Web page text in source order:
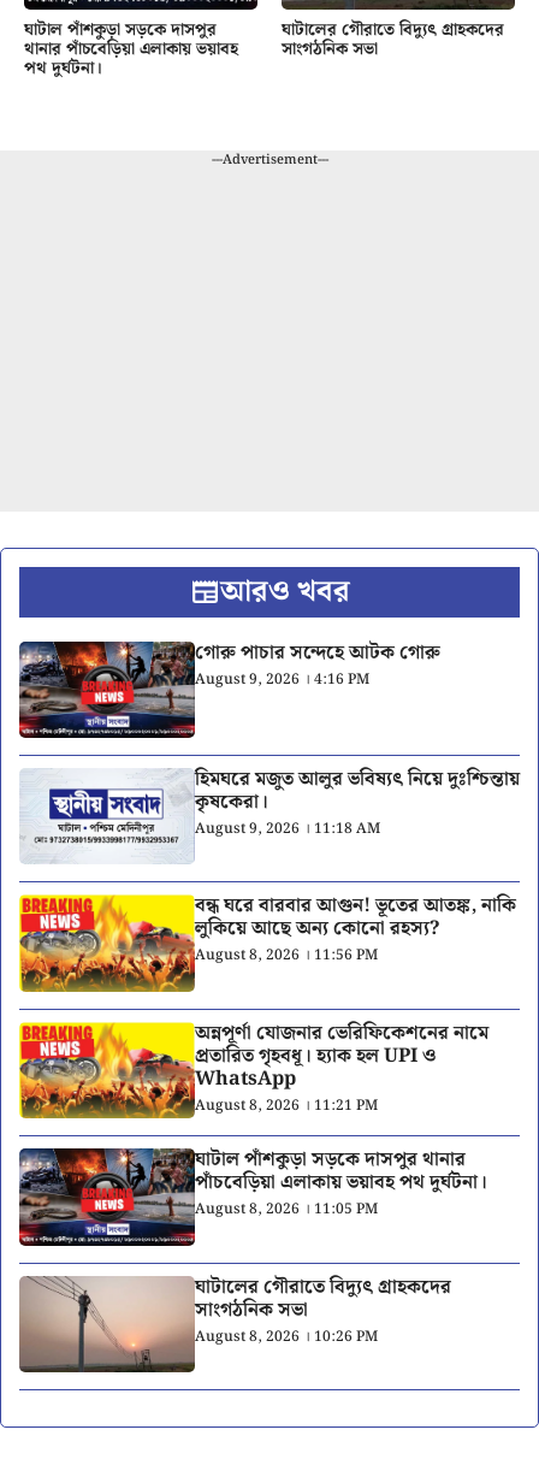
ঘাটাল পাঁশকুড়া সড়কে দাসপুর
থানার পাঁচবেড়িয়া এলাকায় ভয়াবহ
পথ দুর্ঘটনা।
ঘাটালের গৌরাতে বিদ্যুৎ গ্রাহকদের
সাংগঠনিক সভা
---Advertisement---
আরও খবর
গোরু পাচার সন্দেহে আটক গোরু
August 9, 2026 । 4:16 PM
হিমঘরে মজুত আলুর ভবিষ্যৎ নিয়ে দুঃশ্চিন্তায়
কৃষকেরা।
August 9, 2026 । 11:18 AM
বন্ধ ঘরে বারবার আগুন! ভূতের আতঙ্ক, নাকি
লুকিয়ে আছে অন্য কোনো রহস্য?
August 8, 2026 । 11:56 PM
অন্নপূর্ণা যোজনার ভেরিফিকেশনের নামে
প্রতারিত গৃহবধূ। হ্যাক হল UPI ও
WhatsApp
August 8, 2026 । 11:21 PM
ঘাটাল পাঁশকুড়া সড়কে দাসপুর থানার
পাঁচবেড়িয়া এলাকায় ভয়াবহ পথ দুর্ঘটনা।
August 8, 2026 । 11:05 PM
ঘাটালের গৌরাতে বিদ্যুৎ গ্রাহকদের
সাংগঠনিক সভা
August 8, 2026 । 10:26 PM